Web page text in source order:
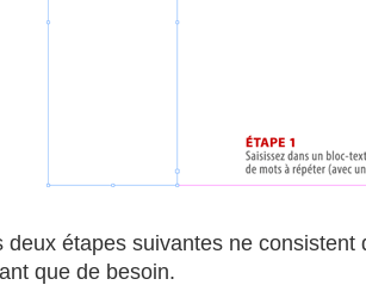
deux étapes suivantes ne consistent
que de besoin.